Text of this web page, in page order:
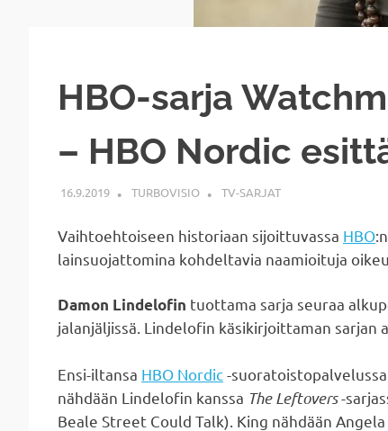
HBO-sarja
– HBO Nordic
16.9.2019 TURBOVISIO TV-SARJAT
Vaihtoehtoiseen historiaan sijoittuvassa HBO
lainsuojattomina kohdeltavia naamioituja
Damon Lindelofin tuottama sarja seuraa
jalanjäljissä. Lindelofin käsikirjoittaman sarjan
Ensi-iltansa HBO Nordic-
nähdään Lindelofin kanssa The Leftovers-
Beale Street Could Talk). King nähdään